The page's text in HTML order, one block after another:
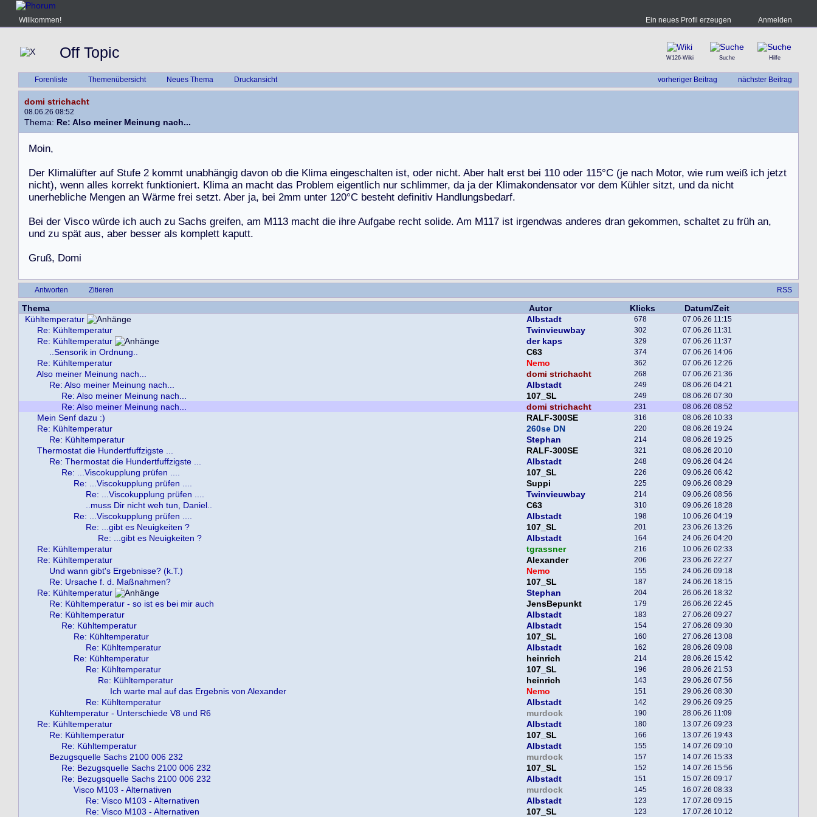
Willkommen! Ein neues Profil erzeugen Anmelden
Off Topic W126-Wiki Suche Hilfe
vorheriger Beitrag nächster Beitrag
Forenliste Themenübersicht Neues Thema Druckansicht
domi strichacht
08.06.26 08:52
Thema: Re: Also meiner Meinung nach...
Moin,
Der Klimalüfter auf Stufe 2 kommt unabhängig davon ob die Klima eingeschalten ist, oder nicht. Aber halt erst bei 110 oder 115°C (je nach Motor, wie rum weiß ich jetzt
nicht), wenn alles korrekt funktioniert. Klima an macht das Problem eigentlich nur schlimmer, da ja der Klimakondensator vor dem Kühler sitzt, und da nicht
unerhebliche Mengen an Wärme frei setzt. Aber ja, bei 2mm unter 120°C besteht definitiv Handlungsbedarf.
Bei der Visco würde ich auch zu Sachs greifen, am M113 macht die ihre Aufgabe recht solide. Am M117 ist irgendwas anderes dran gekommen, schaltet zu früh an,
und zu spät aus, aber besser als komplett kaputt.
Gruß, Domi
Antworten Zitieren RSS
Thema Autor Klicks
Datum/Zeit
Kühltemperatur
Albstadt 678 07.06.26 11:15
Re: Kühltemperatur Twinvieuwbay 302 07.06.26 11:31
Re: Kühltemperatur der kaps 329 07.06.26 11:37
..Sensorik in Ordnung.. C63 374 07.06.26 14:06
Re: Kühltemperatur Nemo 362 07.06.26 12:26
Also meiner Meinung nach... domi strichacht 268 07.06.26 21:36
Re: Also meiner Meinung nach... Albstadt 249 08.06.26 04:21
Re: Also meiner Meinung nach... 107_SL 249 08.06.26 07:30
Re: Also meiner Meinung nach... domi strichacht 231 08.06.26 08:52
Mein Senf dazu :) RALF-300SE 316 08.06.26 10:33
Re: Kühltemperatur 260se DN 220 08.06.26 19:24
Re: Kühltemperatur Stephan 214 08.06.26 19:25
Thermostat die Hundertfuffzigste ... RALF-300SE 321 08.06.26 20:10
Re: Thermostat die Hundertfuffzigste ... Albstadt 248 09.06.26 04:24
Re: ...Viscokupplung prüfen .... 107_SL 226 09.06.26 06:42
Re: ...Viscokupplung prüfen .... Suppi 225 09.06.26 08:29
Re: ...Viscokupplung prüfen .... Twinvieuwbay 214 09.06.26 08:56
..muss Dir nicht weh tun, Daniel.. C63 310 09.06.26 18:28
Re: ...Viscokupplung prüfen .... Albstadt 198 10.06.26 04:19
Re: ...gibt es Neuigkeiten ? 107_SL 201 23.06.26 13:26
Re: ...gibt es Neuigkeiten ? Albstadt 164 24.06.26 04:20
Re: Kühltemperatur tgrassner 216 10.06.26 02:33
Re: Kühltemperatur Alexander 206 23.06.26 22:27
Und wann gibt's Ergebnisse? (k.T.) Nemo 155 24.06.26 09:18
Re: Ursache f. d. Maßnahmen? 107_SL 187 24.06.26 18:15
Re: Kühltemperatur Stephan 204 26.06.26 18:32
Re: Kühltemperatur - so ist es bei mir auch JensBepunkt 179 26.06.26 22:45
Re: Kühltemperatur Albstadt 183 27.06.26 09:27
Re: Kühltemperatur Albstadt 154 27.06.26 09:30
Re: Kühltemperatur 107_SL 160 27.06.26 13:08
Re: Kühltemperatur Albstadt 162 28.06.26 09:08
Re: Kühltemperatur heinrich 214 28.06.26 15:42
Re: Kühltemperatur 107_SL 196 28.06.26 21:53
Re: Kühltemperatur heinrich 143 29.06.26 07:56
Ich warte mal auf das Ergebnis von Alexander Nemo 151 29.06.26 08:30
Re: Kühltemperatur Albstadt 142 29.06.26 09:25
Kühltemperatur - Unterschiede V8 und R6 murdock 190 28.06.26 11:09
Re: Kühltemperatur Albstadt 180 13.07.26 09:23
Re: Kühltemperatur 107_SL 166 13.07.26 19:43
Re: Kühltemperatur Albstadt 155 14.07.26 09:10
Bezugsquelle Sachs 2100 006 232 murdock 157 14.07.26 15:33
Re: Bezugsquelle Sachs 2100 006 232 107_SL 152 14.07.26 15:56
Re: Bezugsquelle Sachs 2100 006 232 Albstadt 151 15.07.26 09:17
Visco M103 - Alternativen murdock 145 16.07.26 08:33
Re: Visco M103 - Alternativen Albstadt 123 17.07.26 09:15
Re: Visco M103 - Alternativen 107_SL 123 17.07.26 10:12